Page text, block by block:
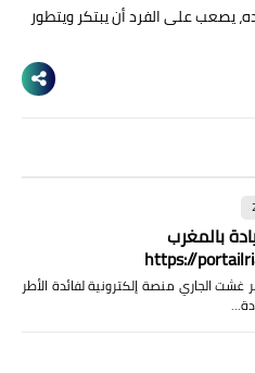
يصعب على الفرد أن يبتكر ويتطور
بالمغرب
https://
الجاري منصة إلكترونية لفائدة الأطر